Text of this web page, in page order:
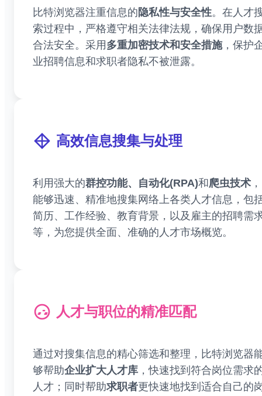
比特浏览器注重信息的 隐私性与安全性。在人才
索过程中，严格遵守相关法律法规，确保用户数
合法安全。采用 多重加密技术和安全措施，保护
业招聘信息和求职者隐私不被泄露。
高效信息搜集与处理
利用强大的群控功能、自动化(RPA)和爬虫技术 ，
能够迅速、精准地搜集网络上各类人才信息，包
简历、工作经验、教育背景，以及雇主的招聘需
等，为您提供全面、准确的人才市场概览。
人才与职位的精准匹配
通过对搜集信息的精心筛选和整理，比特浏览器
够帮助企业扩大人才库 ，快速找到符合岗位需求
人才；同时帮助求职者更快速地找到适合自己的